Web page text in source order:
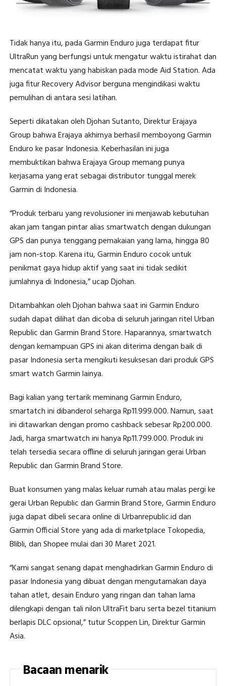
Tidak hanya itu, pada Garmin Enduro juga terdapat fitur
UltraRun yang berfungsi untuk mengatur waktu istirahat dan
mencatat waktu yang habiskan pada mode Aid Station. Ada
juga fitur Recovery Advisor berguna mengindikasi waktu
pemulihan di antara sesi latihan.
Seperti dikatakan oleh Djohan Sutanto, Direktur Erajaya
Group bahwa Erajaya akhirnya berhasil memboyong Garmin
Enduro ke pasar Indonesia. Keberhasilan ini juga
membuktikan bahwa Erajaya Group memang punya
kerjasama yang erat sebagai distributor tunggal merek
Garmin di Indonesia.
“Produk terbaru yang revolusioner ini menjawab kebutuhan
akan jam tangan pintar alias smartwatch dengan dukungan
GPS dan punya tenggang pemakaian yang lama, hingga 80
jam non-stop. Karena itu, Garmin Enduro cocok untuk
penikmat gaya hidup aktif yang saat ini tidak sedikit
jumlahnya di Indonesia,” ucap Djohan.
Ditambahkan oleh Djohan bahwa saat ini Garmin Enduro
sudah dapat dilihat dan dicoba di seluruh jaringan ritel Urban
Republic dan Garmin Brand Store. Haparannya, smartwatch
dengan kemampuan GPS ini akan diterima dengan baik di
pasar Indonesia serta mengikuti kesuksesan dari produk GPS
smart watch Garmin lainya.
Bagi kalian yang tertarik meminang Garmin Enduro,
smartatch ini dibanderol seharga Rp11.999.000. Namun, saat
ini ditawarkan dengan promo cashback sebesar Rp200.000.
Jadi, harga smartwatch ini hanya Rp11.799.000. Produk ini
telah tersedia secara offline di seluruh jaringan gerai Urban
Republic dan Garmin Brand Store.
Buat konsumen yang malas keluar rumah atau malas pergi ke
gerai Urban Republic dan Garmin Brand Store, Garmin Enduro
juga dapat dibeli secara online di Urbanrepublic.id dan
Garmin Official Store yang ada di marketplace Tokopedia,
Blibli, dan Shopee mulai dari 30 Maret 2021.
“Kami sangat senang dapat menghadirkan Garmin Enduro di
pasar Indonesia yang dibuat dengan mengutamakan daya
tahan atlet, desain Enduro yang ringan dan tahan lama
dilengkapi dengan tali nilon UltraFit baru serta bezel titanium
berlapis DLC opsional,” tutur Scoppen Lin, Direktur Garmin
Asia.
Bacaan menarik